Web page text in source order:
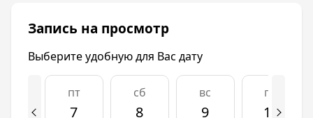
жилыми комплексами: ЖК Аврора Парк, ЖК
Комсомольский, ЖК Новые Черемушки, ЖК
Фестивальный. Все новостройки
расположены в центральных, и близим к
центру, районах города в экологически
чистых зонах, где отсутствует какое-либо
производство.
Запись на просмотр
Выберите удобную для Вас дату
пт
7
сб
8
вс
9
пн
10